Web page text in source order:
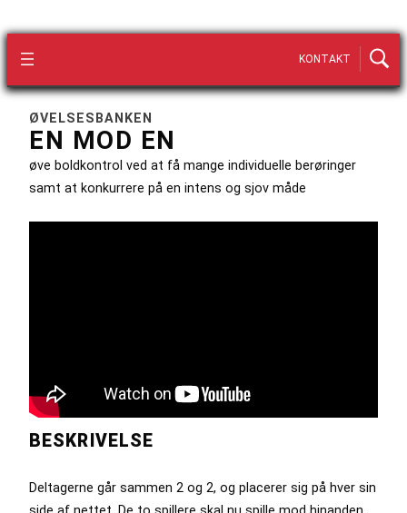
KONTAKT
ØVELSESBANKEN
EN MOD EN
øve boldkontrol ved at få mange individuelle berøringer
samt at konkurrere på en intens og sjov måde
BESKRIVELSE
Deltagerne går sammen 2 og 2, og placerer sig på hver sin